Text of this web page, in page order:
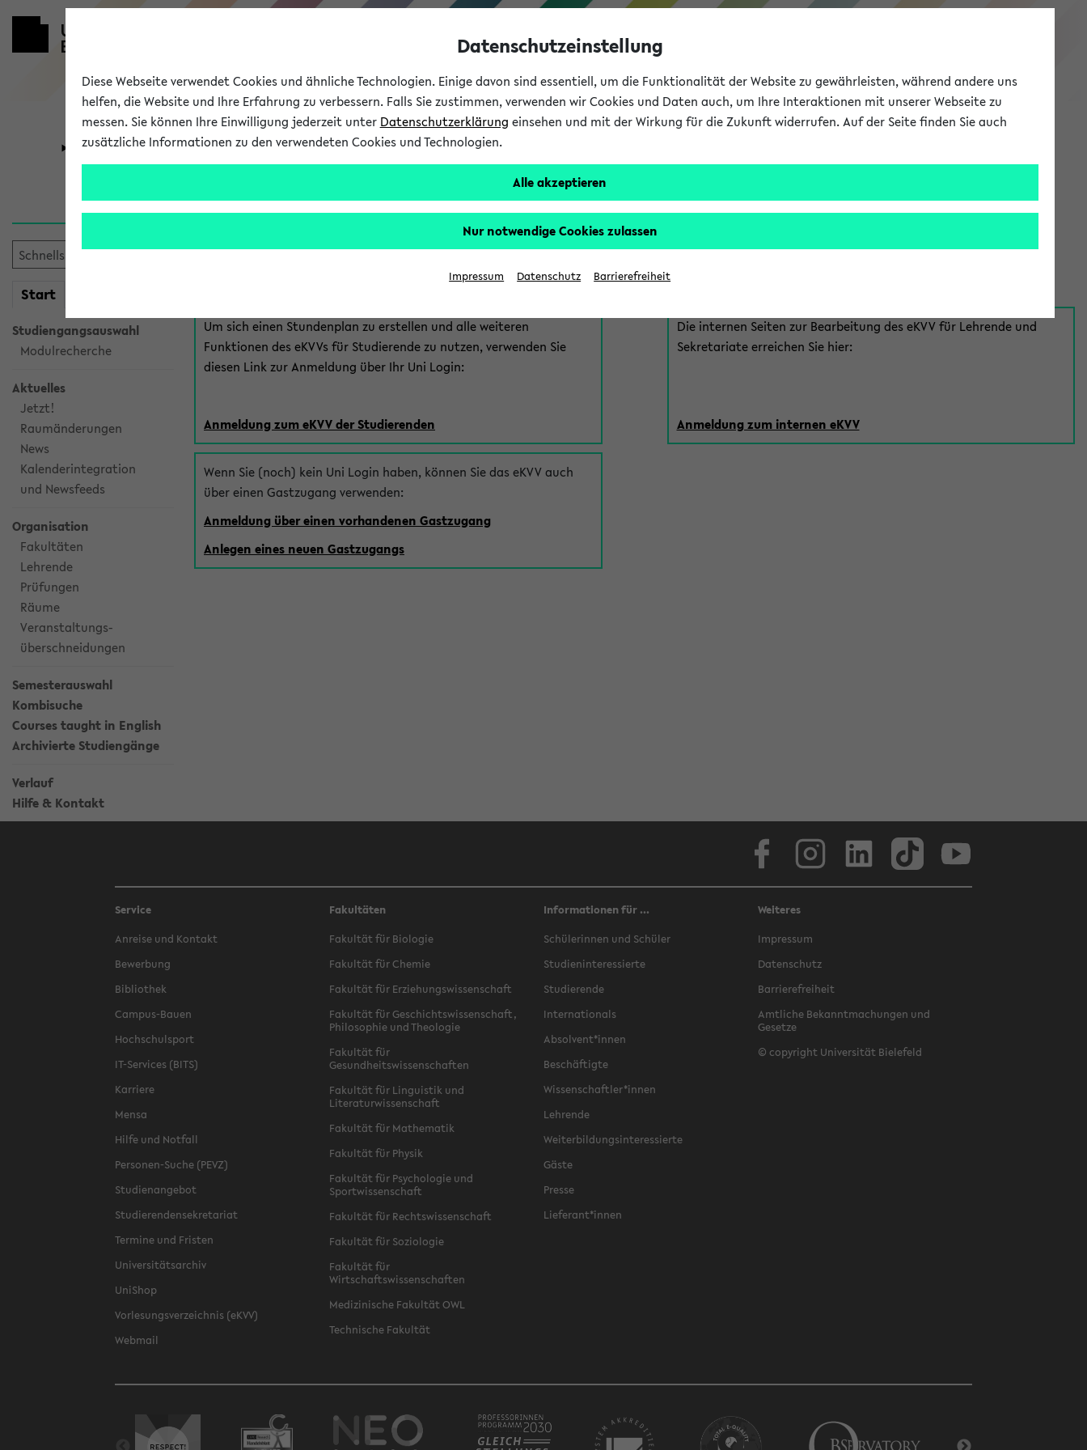
eKVV
Universität Forschung Studium
Start
Studiengangsauswahl
Modulrecherche
Aktuelles
Jetzt!
Raumänderungen
News
Kalenderintegration
und Newsfeeds
Organisation
Fakultäten
Lehrende
Prüfungen
Räume
Veranstaltungs-
überschneidungen
Semesterauswahl
Kombisuche
Courses taught in English
Archivierte Studiengänge
Verlauf
Hilfe & Kontakt
Anmeldung am eKVV
Es gibt mehrere Möglichkeiten zur Anmeldung am eKVV. Bitte wählen Sie die für Sie richtige aus:
Um sich einen Stundenplan zu erstellen und alle weiteren
Funktionen des eKVVs für Studierende zu nutzen, verwenden Sie
diesen Link zur Anmeldung über Ihr Uni Login:
Anmeldung zum eKVV der Studierenden
Wenn Sie (noch) kein Uni Login haben, können Sie das eKVV auch
über einen Gastzugang verwenden:
Anmeldung über einen vorhandenen Gastzugang
Anlegen eines neuen Gastzugangs
eKVV für Mitarbeiter*innen
Die internen Seiten zur Bearbeitung des eKVV für Lehrende und
Sekretariate erreichen Sie hier:
Anmeldung zum internen eKVV
Service
Anreise und Kontakt
Bewerbung
Bibliothek
Campus-Bauen
Hochschulsport
IT-Services (BITS)
Karriere
Mensa
Hilfe und Notfall
Personen-Suche (PEVZ)
Studienangebot
Studierendensekretariat
Termine und Fristen
Universitätsarchiv
UniShop
Vorlesungsverzeichnis (eKVV)
Webmail
Fakultäten
Fakultät für Biologie
Fakultät für Chemie
Fakultät für Erziehungswissenschaft
Fakultät für Geschichtswissenschaft,
Philosophie und Theologie
Fakultät für
Gesundheitswissenschaften
Fakultät für Linguistik und
Literaturwissenschaft
Fakultät für Mathematik
Fakultät für Physik
Fakultät für Psychologie und
Sportwissenschaft
Fakultät für Rechtswissenschaft
Fakultät für Soziologie
Fakultät für
Wirtschaftswissenschaften
Medizinische Fakultät OWL
Technische Fakultät
Informationen für ...
Schülerinnen und Schüler
Studieninteressierte
Studierende
Internationals
Absolvent*innen
Beschäftigte
Wissenschaftler*innen
Lehrende
Weiterbildungsinteressierte
Gäste
Presse
Lieferant*innen
Weiteres
Impressum
Datenschutz
Barrierefreiheit
Amtliche Bekanntmachungen und
Gesetze
© copyright Universität Bielefeld
Datenschutzeinstellung
Diese Webseite verwendet Cookies und ähnliche Technologien. Einige davon sind essentiell, um die Funktionalität der Website zu gewährleisten, während andere uns
helfen, die Website und Ihre Erfahrung zu verbessern. Falls Sie zustimmen, verwenden wir Cookies und Daten auch, um Ihre Interaktionen mit unserer Webseite zu
messen. Sie können Ihre Einwilligung jederzeit unter Datenschutzerklärung einsehen und mit der Wirkung für die Zukunft widerrufen. Auf der Seite finden Sie auch
zusätzliche Informationen zu den verwendeten Cookies und Technologien.
Alle akzeptieren
Nur notwendige Cookies zulassen
Impressum Datenschutz Barrierefreiheit